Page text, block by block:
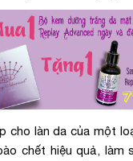
cho làn da của một
chết hiệu quả, làm